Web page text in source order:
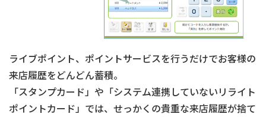
ライブポイント、ポイントサービスを行うだけでお客様の
来店履歴をどんどん蓄積。
「スタンプカード」や「システム連携していないリライト
ポイントカード」では、せっかくの貴重な来店履歴が捨て